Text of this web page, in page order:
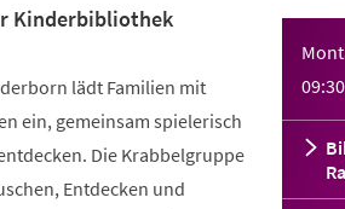
09:30
Kinderbibliothek
lädt Familien mit
ein, gemeinsam spielerisch
Die Krabbelgruppe
Entdecken und